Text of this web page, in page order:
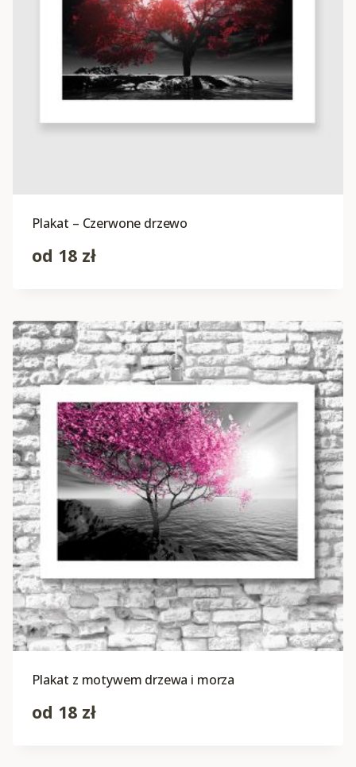
Plakat – Czerwone drzewo
od 18 zł
Plakat z motywem drzewa i morza
od 18 zł